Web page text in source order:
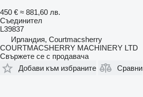
450 € ≈ 881,60 лв.
Съединител
L39837
Ирландия, Courtmacsherry
COURTMACSHERRY MACHINERY LTD
Свържете се с продавача
Добави към избраните
Сравни